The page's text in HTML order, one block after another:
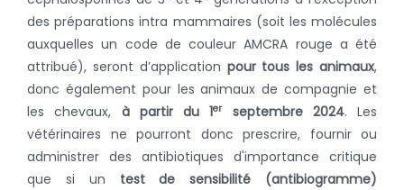
des préparations intra mammaires (soit les molécules
auxquelles un code de couleur AMCRA rouge a été
attribué), seront d’application pour tous les animaux,
donc également pour les animaux de compagnie et
les chevaux, à partir du 1erseptembre 2024. Les
vétérinaires ne pourront donc prescrire, fournir ou
administrer des antibiotiques d'importance critique
que si un test de sensibilité (antibiogramme)